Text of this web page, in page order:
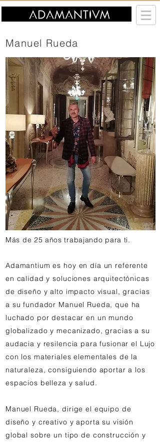
Manuel Rueda
Más de 25 años trabajando para ti.
Adamantium es hoy en día un referente
en calidad y soluciones arquitectónicas
de diseño y alto impacto visual, gracias
a su fundador Manuel Rueda, que ha
luchado por destacar en un mundo
globalizado y mecanizado, gracias a su
audacia y resilencia para fusionar el Lujo
con los materiales elementales de la
naturaleza, consiguiendo aportar a los
espacios belleza y salud.
Manuel Rueda, dirige el equipo de
diseño y creativo y aporta su visión
global sobre un tipo de construcción y